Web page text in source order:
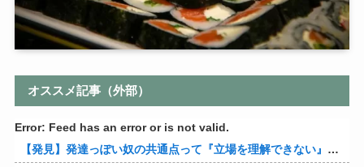
オススメ記事（外部）
Error: Feed has an error or is not valid.
【発見】発達っぽい奴の共通点って『立場を理解できない』だよな